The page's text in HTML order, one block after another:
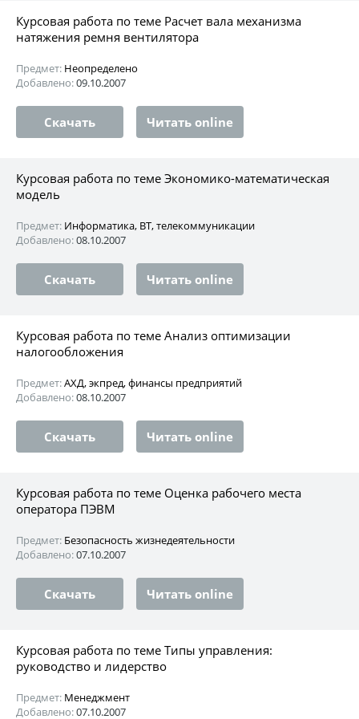
Курсовая работа по теме Расчет вала механизма
натяжения ремня вентилятора
Предмет: Неопределено
Добавлено:09.10.2007
Скачать Читать online
Курсовая работа по теме Экономико-математическая
модель
Предмет: Информатика, ВТ, телекоммуникации
Добавлено:08.10.2007
Скачать Читать online
Курсовая работа по теме Анализ оптимизации
налогообложения
Предмет:АХД, экпред, финансы предприятий
Добавлено:08.10.2007
Скачать Читать online
Курсовая работа по теме Оценка рабочего места
оператора ПЭВМ
Предмет: Безопасность жизнедеятельности
Добавлено:07.10.2007
Скачать Читать online
Курсовая работа по теме Типы управления:
руководство и лидерство
Предмет: Менеджмент
Добавлено:07.10.2007